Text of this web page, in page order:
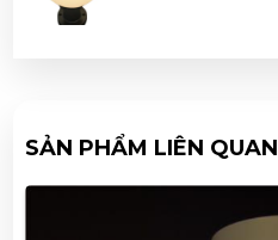
SẢN PHẨM LIÊN QUAN